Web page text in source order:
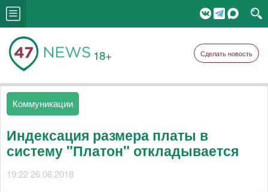
18+ Сделать новость
Коммуникации
Индексация размера платы в
систему "Платон" откладывается
19:22 26.06.2018